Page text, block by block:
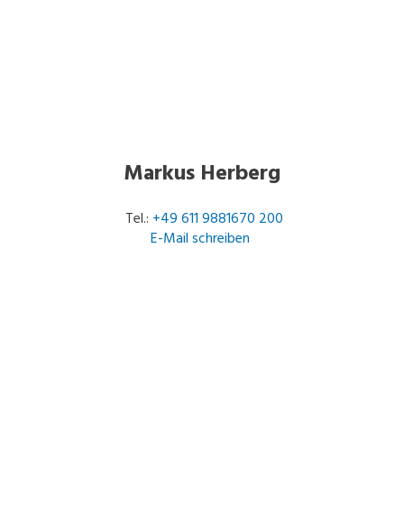
Markus Herberg
Tel.: +49 611 9881670 200
E-Mail schreiben